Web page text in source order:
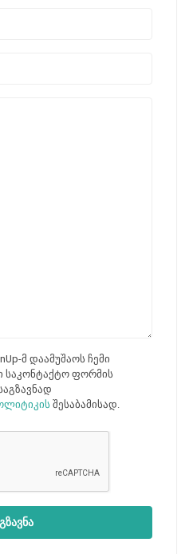
მ დაამუშაოს ჩემი
საკონტაქტო ფორმის
შესაბამისად.